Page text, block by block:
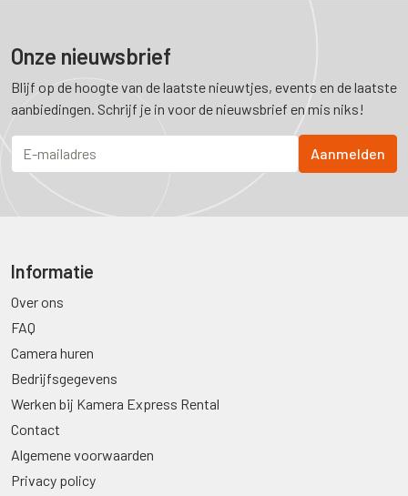
Onze nieuwsbrief
Blijf op de hoogte van de laatste nieuwtjes, events en de laatste
aanbiedingen. Schrijf je in voor de nieuwsbrief en mis niks!
Informatie
Over ons
FAQ
Camera huren
Bedrijfsgegevens
Werken bij Kamera Express Rental
Contact
Algemene voorwaarden
Privacy policy